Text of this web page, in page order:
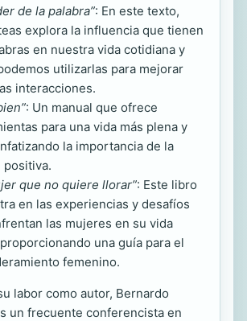
de la palabra”: En este texto,
explora la influencia que tienen
en nuestra vida cotidiana y
utilizarlas para mejorar
interacciones.
: Un manual que ofrece
para una vida más plena y
la importancia de la
positiva.
que no quiere llorar”: Este libro
en las experiencias y desafíos
las mujeres en su vida
una guía para el
femenino.
labor como autor, Bernardo
un frecuente conferencista en